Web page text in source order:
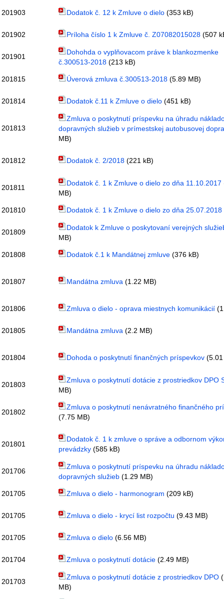
201903 Dodatok č. 12 k Zmluve o dielo (353 kB)
201902 Príloha číslo 1 k Zmluve č. Z07082015028 (507
201901
Dohohda o vyplňovacom práve k blankozmenke
č.300513-2018 (213 kB)
201815 Úverová zmluva č.300513-2018 (5.89 MB)
201814 Dodatok č.11 k Zmluve o dielo (451 kB)
201813
Zmluva o poskytnutí príspevku na úhradu
dopravných služieb v prímestskej autobusovej
MB)
201812 Dodatok č. 2/2018 (221 kB)
201811
Dodatok č. 1 k Zmluve o dielo zo dňa 11.10.2017
MB)
201810 Dodatok č. 1 k Zmluve o dielo zo dňa 25.07.2018
201809
Dodatok k Zmluve o poskytovaní verejných
MB)
201808 Dodatok č.1 k Mandátnej zmluve (376 kB)
201807 Mandátna zmluva (1.22 MB)
201806 Zmluva o dielo - oprava miestnych komunikácií
201805 Mandátna zmluva (2.2 MB)
201804 Dohoda o poskytnutí finančných príspevkov
201803
Zmluva o poskytnutí dotácie z prostriedkov DPO
MB)
201802
Zmluva o poskytnutí nenávratného finančného
(7.75 MB)
201801
Dodatok č. 1 k zmluve o správe a odbornom
prevádzky (585 kB)
201706
Zmluva o poskytnutí príspevku na úhradu
dopravných služieb (1.29 MB)
201705 Zmluva o dielo - harmonogram (209 kB)
201705 Zmluva o dielo - krycí list rozpočtu (9.43 MB)
201705 Zmluva o dielo (6.56 MB)
201704 Zmluva o poskytnutí dotácie (2.49 MB)
201703
Zmluva o poskytnutí dotácie z prostriedkov DPO
MB)